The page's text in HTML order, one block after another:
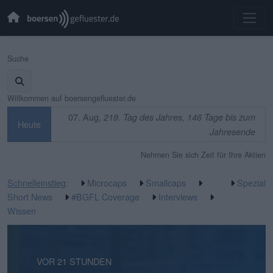
Suche
Willkommen auf boersengefluester.de
Heute
07. Aug, 219. Tag des Jahres, 146 Tage bis zum
Jahresende
Nehmen Sie sich Zeit für Ihre Aktien
Schnelleinstieg: Microcaps
Smallcaps
Short News
#BGFL Coverage
Interviews
Wissen
Spezial
VOR 2 STUNDEN
VOR 21 STUNDEN
VOR 1 TAG
VOR 2 TAGEN
VOR 3 TAGEN
VOR 3 TAGEN
VOR 4 TAGEN
VOR 1 WOCHE
VOR 1 WOCHE
VOR 2 WOCHEN
VOR 2 WOCHEN
VOR 2 WOCHEN
VOR 2 WOCHEN
VOR 2 WOCHEN
VOR 3 WOCHEN